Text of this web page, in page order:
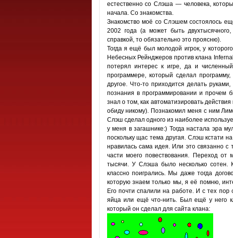
естественно со Слэша — человека,
начала. Со знакомства.
Знакомство моё со Слэшем состоялось
2002 года (а может быть двухтысячного,
справкой, то обязательно это проясню).
Тогда я ещё был молодой игрок, у
Небесных Рейнджеров против клана
потерял интерес к игре, да и
программере, который сделал
другое. Что-то приходится делать
познания в программировании и прочем
знал о том, как автоматизировать
обиду никому). Познакомил меня с ним
Слэш сделал одного из наиболее
у меня в загашнике:) Тогда настала эра
поскольку щас тема другая. Слэш кстати
нравилась сама идея. Или это связанно
части моего повествования. Переход
тысячи. У Слэша было несколько сотен.
классно поигрались. Мы даже тогда
которую знаем только мы, я её помню,
Его почти спалили на работе. И с тех пор
яйца или ещё что-нить. Был ещё у него
который он сделал для сайта клана: